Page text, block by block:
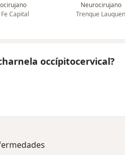
Capital
Neurocirujano
Trenque Lauquen
occípitocervical?